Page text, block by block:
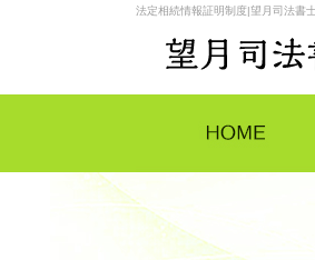
法定相続情報証明制度|望月司法書